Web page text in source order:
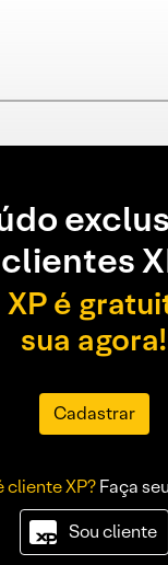
clientes
é
sua agora!
Cadastrar
cliente XP?Faça
Sou cliente